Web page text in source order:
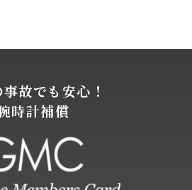
故でも安心！
時計補償